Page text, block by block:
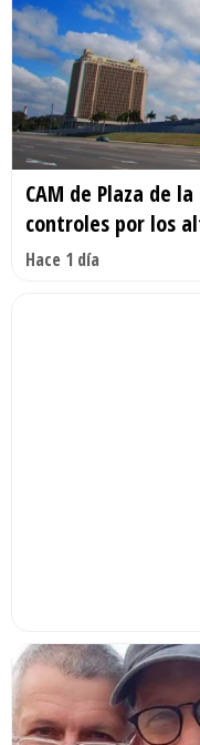
CAM de Plaza de
controles por los
Hace 1 día